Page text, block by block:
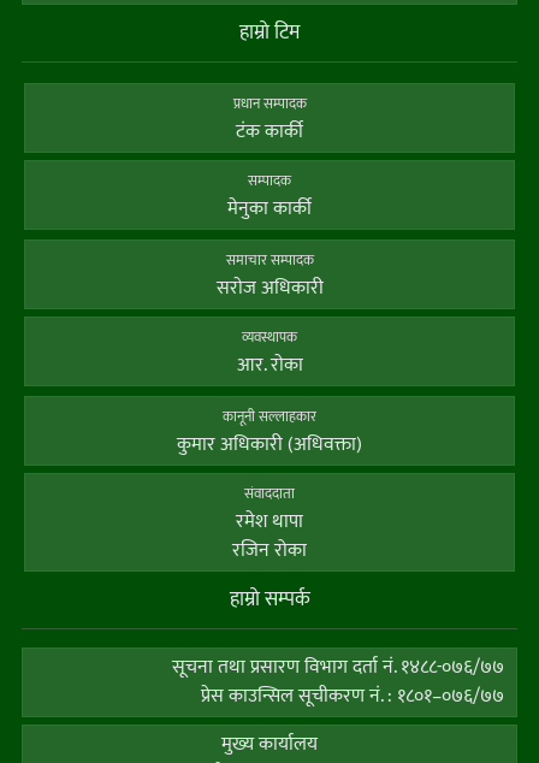
हाम्राे टिम
प्रधान सम्पादक
टंक कार्की
सम्पादक
मेनुका कार्की
समाचार सम्पादक
सराेज अधिकारी
व्यवस्थापक
आर. राेका
कानूनी सल्लाहकार
कुमार अधिकारी (अधिवक्ता)
संवाददाता
रमेश थापा
रजिन रोका
हाम्राे सम्पर्क
सूचना तथा प्रसारण विभाग दर्ता नं. १४८८-०७६/७७
प्रेस काउन्सिल सूचीकरण नं. : १८०१–०७६/७७
मुख्य कार्यालय